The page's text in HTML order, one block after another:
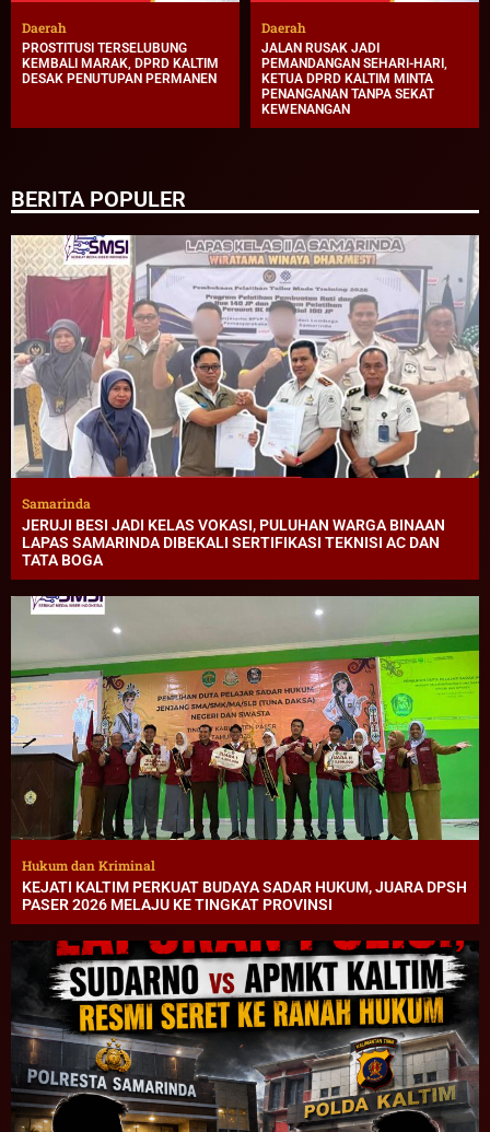
Daerah
PROSTITUSI TERSELUBUNG
KEMBALI MARAK, DPRD KALTIM
DESAK PENUTUPAN PERMANEN
Daerah
JALAN RUSAK JADI
PEMANDANGAN SEHARI-HARI,
KETUA DPRD KALTIM MINTA
PENANGANAN TANPA SEKAT
KEWENANGAN
BERITA POPULER
Samarinda
JERUJI BESI JADI KELAS VOKASI, PULUHAN WARGA BINAAN
LAPAS SAMARINDA DIBEKALI SERTIFIKASI TEKNISI AC DAN
TATA BOGA
Hukum dan Kriminal
KEJATI KALTIM PERKUAT BUDAYA SADAR HUKUM, JUARA DPSH
PASER 2026 MELAJU KE TINGKAT PROVINSI